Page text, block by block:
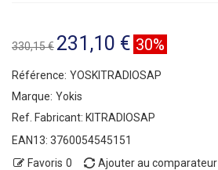
330,15 € 231,10 € 30%
Référence: YOSKITRADIOSAP
Marque: Yokis
Ref. Fabricant: KITRADIOSAP
EAN13: 3760054545151
Favoris 0 Ajouter au comparateur